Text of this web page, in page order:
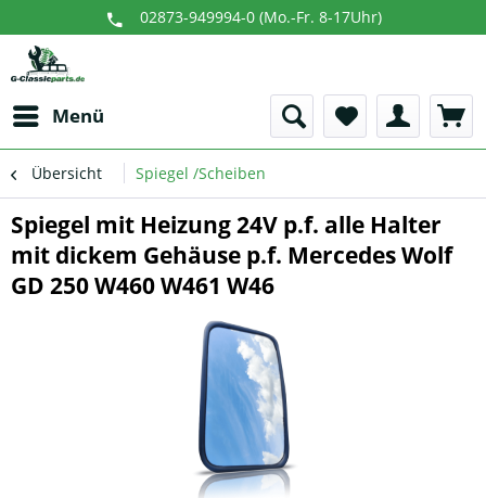
02873-949994-0 (Mo.-Fr. 8-17Uhr)
Menü
Übersicht Spiegel /Scheiben
Spiegel mit Heizung 24V p.f. alle Halter
mit dickem Gehäuse p.f. Mercedes Wolf
GD 250 W460 W461 W46